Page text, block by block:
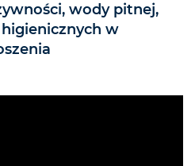
wody pitnej,
w